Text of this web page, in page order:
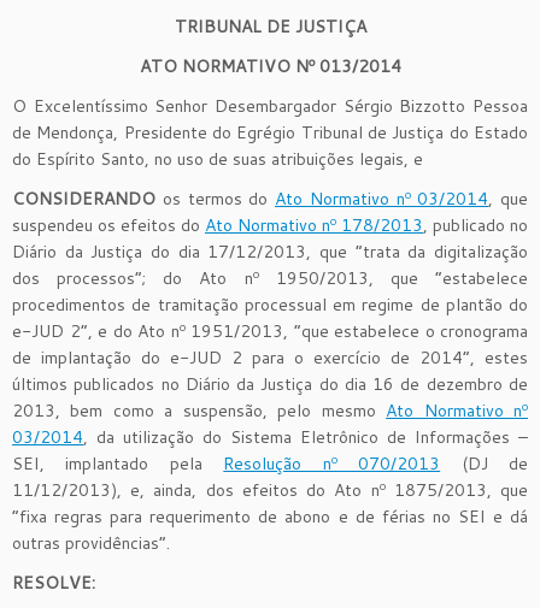
TRIBUNAL DE JUSTIÇA
ATO NORMATIVO Nº 013/2014
O Excelentíssimo Senhor Desembargador Sérgio Bizzotto Pessoa
de Mendonça, Presidente do Egrégio Tribunal de Justiça do Estado
do Espírito Santo, no uso de suas atribuições legais, e
CONSIDERANDO os termos do Ato Normativo nº 03/2014, que
suspendeu os efeitos do Ato Normativo nº 178/2013, publicado no
Diário da Justiça do dia 17/12/2013, que “trata da digitalização
dos processos”; do Ato nº 1950/2013, que “estabelece
procedimentos de tramitação processual em regime de plantão do
e-JUD 2”, e do Ato nº 1951/2013, “que estabelece o cronograma
de implantação do e-JUD 2 para o exercício de 2014”, estes
últimos publicados no Diário da Justiça do dia 16 de dezembro de
2013, bem como a suspensão, pelo mesmo Ato Normativo nº
03/2014, da utilização do Sistema Eletrônico de Informações –
SEI, implantado pela Resolução nº 070/2013
(DJ de
11/12/2013), e, ainda, dos efeitos do Ato nº 1875/2013, que
“fixa regras para requerimento de abono e de férias no SEI e dá
outras providências”.
RESOLVE: